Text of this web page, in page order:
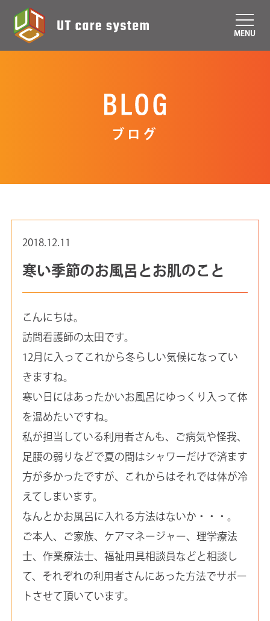
MENU
ブログ
2018.12.11
寒い季節のお風呂とお肌のこと
こんにちは。
訪問看護師の太田です。
12月に入ってこれから冬らしい気候になってい
きますね。
寒い日にはあったかいお風呂にゆっくり入って体
を温めたいですね。
私が担当している利用者さんも、ご病気や怪我、
足腰の弱りなどで夏の間はシャワーだけで済ます
方が多かったですが、これからはそれでは体が冷
えてしまいます。
なんとかお風呂に入れる方法はないか・・・。
ご本人、ご家族、ケアマネージャー、理学療法
士、作業療法士、福祉用具相談員などと相談し
て、それぞれの利用者さんにあった方法でサポー
トさせて頂いています。